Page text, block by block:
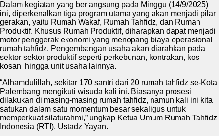
Dalam kegiatan yang berlangsung pada Minggu (14/9/2025)
ini, diperkenalkan tiga program utama yang akan menjadi pilar
gerakan, yaitu Rumah Wakaf, Rumah Tahfidz, dan Rumah
Produktif. Khusus Rumah Produktif, diharapkan dapat menjadi
motor penggerak ekonomi yang menopang biaya operasional
rumah tahfidz. Pengembangan usaha akan diarahkan pada
sektor-sektor produktif seperti perkebunan, kontrakan, kos-
kosan, hingga unit usaha lainnya.
“Alhamdulillah, sekitar 170 santri dari 20 rumah tahfidz se-Kota
Palembang mengikuti wisuda kali ini. Biasanya prosesi
dilakukan di masing-masing rumah tahfidz, namun kali ini kita
satukan dalam satu momentum besar sekaligus untuk
memperkuat silaturahmi,” ungkap Ketua Umum Rumah Tahfidz
Indonesia (RTI), Ustadz Yayan.